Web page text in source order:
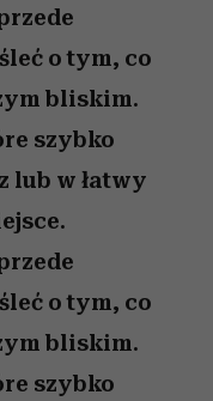
o tym, co
bliskim.
szybko
lub w łatwy
o tym, co
bliskim.
szybko